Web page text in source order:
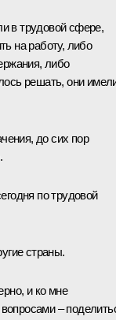
в трудовой сфере,
на работу, либо
либо
решать, они
до сих пор
по трудовой
страны.
и ко мне
–